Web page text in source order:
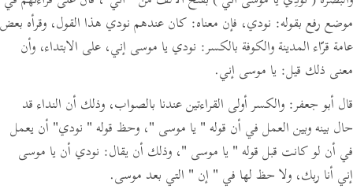
موضع رفع بقوله: نودي، فإن معناه: كان عندهم نودي هذا القول، وقرأه بعض
عامة قرّاء المدينة والكوفة بالكسر: نودي يا موسى إني، على الابتداء، وأن
معنى ذلك قيل: يا موسى إني.
قال أبو جعفر: والكسر أولى القراءتين عندنا بالصواب، وذلك أن النداء قد
حال بينه وبين العمل في أن قوله " يا موسى "، وحظ قوله " نودي" أن يعمل
في أن لو كانت قبل قوله " يا موسى "، وذلك أن يقال: نودي أن يا موسى
إني أنا ربك، ولا حظ لها في " إن " التي بعد موسى.